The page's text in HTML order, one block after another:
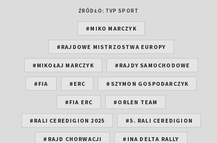
ŹRÓDŁO: TVP SPORT
#MIKO MARCZYK
#RAJDOWE MISTRZOSTWA EUROPY
#MIKOŁAJ MARCZYK #RAJDY SAMOCHODOWE
#FIA #ERC #SZYMON GOSPODARCZYK
#FIA ERC #ORLEN TEAM
#RALI CEREDIGION 2025 #5. RALI CEREDIGION
#RAJD CHORWACJI #INA DELTA RALLY